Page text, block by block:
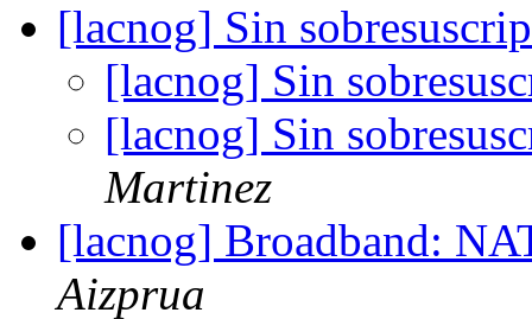
[lacnog] Sin
[lacnog] Sin
[lacnog] Sin
Martinez
[lacnog] Broadband:
Aizprua